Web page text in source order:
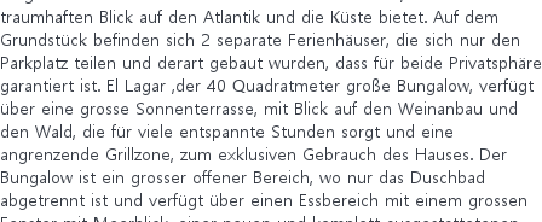
traumhaften Blick auf den Atlantik und die Küste bietet. Auf dem
Grundstück befinden sich 2 separate Ferienhäuser, die sich nur den
Parkplatz teilen und derart gebaut wurden, dass für beide Privatsphäre
garantiert ist. El Lagar ,der 40 Quadratmeter große Bungalow, verfügt
über eine grosse Sonnenterrasse, mit Blick auf den Weinanbau und
den Wald, die für viele entspannte Stunden sorgt und eine
angrenzende Grillzone, zum exklusiven Gebrauch des Hauses. Der
Bungalow ist ein grosser offener Bereich, wo nur das Duschbad
abgetrennt ist und verfügt über einen Essbereich mit einem grossen